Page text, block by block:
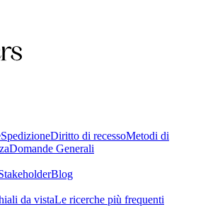
SpedizioneDiritto di recessoMetodi di
Domande Generali
Blog
da vistaLe ricerche più frequenti